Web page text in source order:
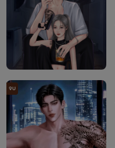
จบ